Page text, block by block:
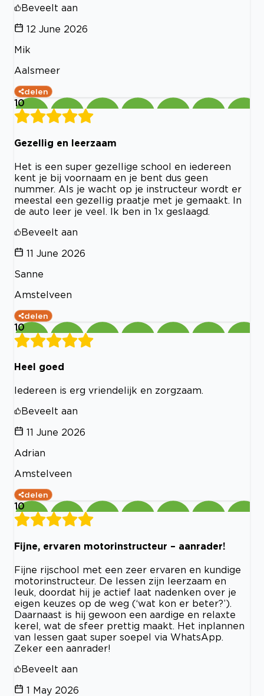
Beveelt aan
12 June 2026
Mik
Aalsmeer
delen
10
Gezellig en leerzaam
Het is een super gezellige school en iedereen
kent je bij voornaam en je bent dus geen
nummer. Als je wacht op je instructeur wordt er
meestal een gezellig praatje met je gemaakt. In
de auto leer je veel. Ik ben in 1x geslaagd.
Beveelt aan
11 June 2026
Sanne
Amstelveen
delen
10
Heel goed
Iedereen is erg vriendelijk en zorgzaam.
Beveelt aan
11 June 2026
Adrian
Amstelveen
delen
10
Fijne, ervaren motorinstructeur – aanrader!
Fijne rijschool met een zeer ervaren en kundige
motorinstructeur. De lessen zijn leerzaam en
leuk, doordat hij je actief laat nadenken over je
eigen keuzes op de weg (‘wat kon er beter?’).
Daarnaast is hij gewoon een aardige en relaxte
kerel, wat de sfeer prettig maakt. Het inplannen
van lessen gaat super soepel via WhatsApp.
Zeker een aanrader!
Beveelt aan
1 May 2026